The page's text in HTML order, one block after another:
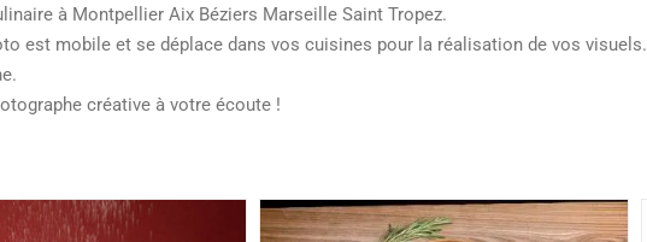
à Montpellier Aix Béziers Marseille Saint Tropez.
est mobile et se déplace dans vos cuisines pour la réalisation de vos visuels.
créative à votre écoute !